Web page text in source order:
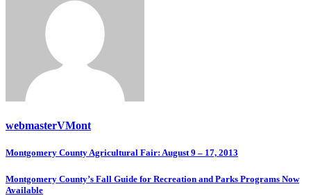
webmasterVMont
Post
navigation
Montgomery County Agricultural Fair: August 9 – 17, 2013
Montgomery County’s Fall Guide for Recreation and Parks Programs Now
Available